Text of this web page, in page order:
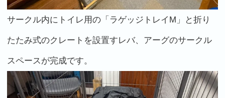
サークル内にトイレ用の「ラゲッジトレイM」と折り
たたみ式のクレートを設置すレバ、アーグのサークル
スペースが完成です。